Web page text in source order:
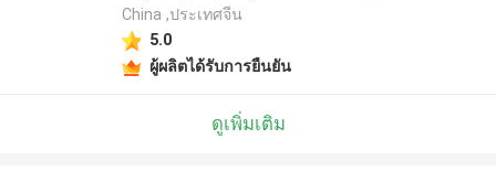
China ,ประเทศจีน
5.0
ผู้ผลิตได้รับการยืนยัน
ดูเพิ่มเติม